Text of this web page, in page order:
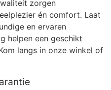
zorgen
én comfort. Laat
en ervaren
helpen een geschikt
langs in onze winkel of